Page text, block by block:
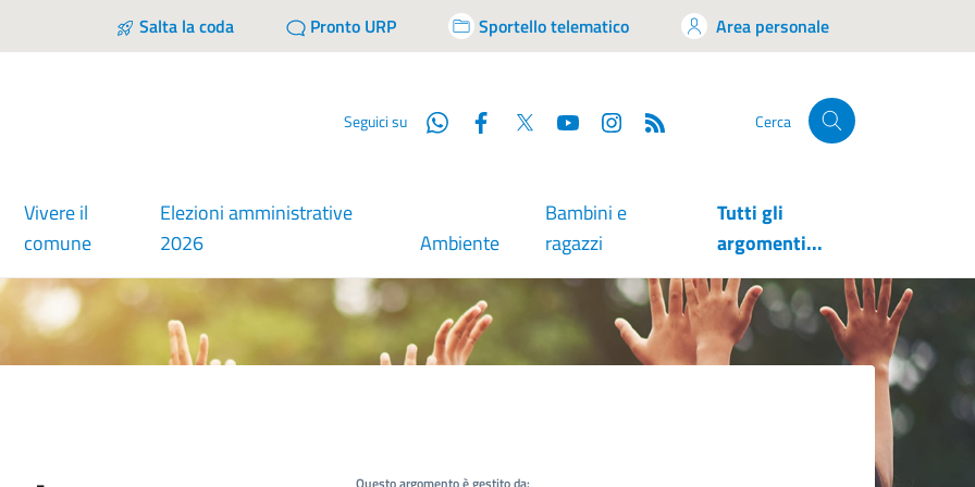
Salta la coda Pronto URP Sportello telematico Area personale
Seguici su WhatsappFacebook
Twitter YouTube Cerca
Vivere il
comune
Elezioni amministrative
2026
Ambiente
Bambini e
ragazzi
Tutti gli
argomenti...